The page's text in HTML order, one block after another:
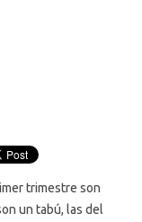
trimestre son
un tabú, las del